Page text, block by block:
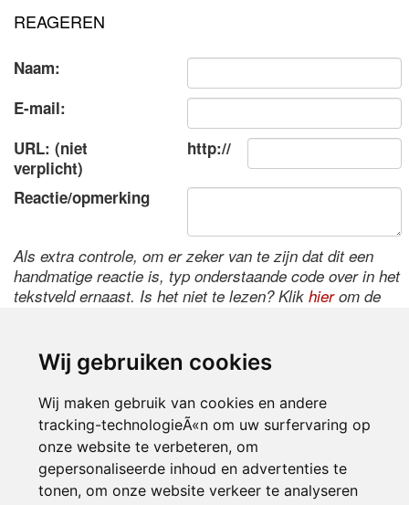
Wij gebruiken cookies
Wij maken gebruik van cookies en andere
tracking-technologieÃ«n om uw surfervaring op
onze website te verbeteren, om
gepersonaliseerde inhoud en advertenties te
tonen, om onze website verkeer te analyseren
REAGEREN
Naam:
E-mail:
URL: (niet
verplicht)
http://
Reactie/opmerking
Als extra controle, om er zeker van te zijn dat dit een
handmatige reactie is, typ onderstaande code over in het
tekstveld ernaast. Is het niet te lezen? Klik hierom de